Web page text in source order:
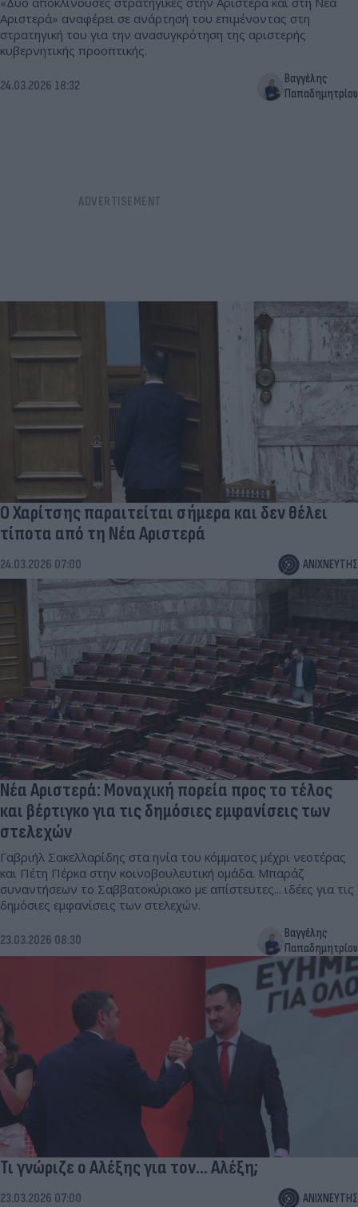
Αριστερά» αναφέρει σε ανάρτησή του επιμένοντας στη
στρατηγική του για την ανασυγκρότηση της αριστερής
κυβερνητικής προοπτικής.
24.03.2026 18:32
Βαγγέλης
Παπαδημητρίου
Ο Χαρίτσης παραιτείται σήμερα και δεν θέλει
τίποτα από τη Νέα Αριστερά
24.03.2026 07:00 ΑΝΙΧΝΕΥΤΗΣ
Νέα Αριστερά: Μοναχική πορεία προς το τέλος
και βέρτιγκο για τις δημόσιες εμφανίσεις των
στελεχών
Γαβριήλ Σακελλαρίδης στα ηνία του κόμματος μέχρι νεοτέρας
και Πέτη Πέρκα στην κοινοβουλευτική ομάδα. Μπαράζ
συναντήσεων το Σαββατοκύριακο με απίστευτες... ιδέες για τις
δημόσιες εμφανίσεις των στελεχών.
23.03.2026 08:30
Βαγγέλης
Παπαδημητρίου
Τι γνώριζε ο Αλέξης για τον... Αλέξη;
23.03.2026 07:00 ΑΝΙΧΝΕΥΤΗΣ